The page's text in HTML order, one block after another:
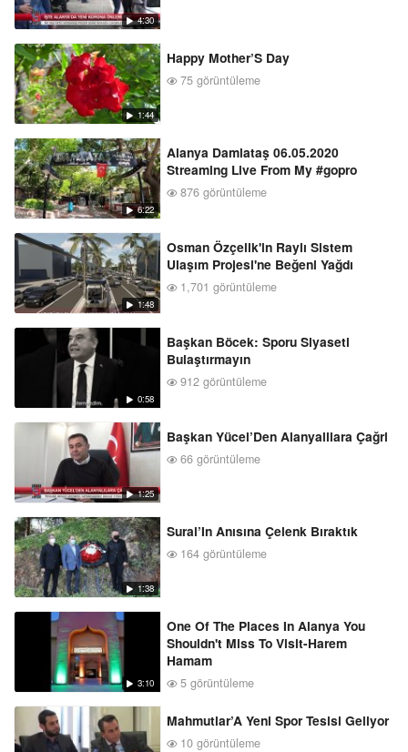
4:30
1:44
Happy Mother’S Day
75 görüntüleme
6:22
Alanya Damlataş 06.05.2020
Streaming Live From My #gopro
876 görüntüleme
1:48
Osman Özçelik'in Raylı Sistem
Ulaşım Projesi'ne Beğeni Yağdı
1,701 görüntüleme
0:58
Başkan Böcek: Sporu Siyaseti
Bulaştırmayın
912 görüntüleme
1:25
Başkan Yücel’Den Alanyalilara Çağri
66 görüntüleme
1:38
Sural’In Anısına Çelenk Bıraktık
164 görüntüleme
3:10
One Of The Places In Alanya You
Shouldn't Miss To Visit-Harem
Hamam
5 görüntüleme
Mahmutlar’A Yeni Spor Tesisi Geliyor
10 görüntüleme